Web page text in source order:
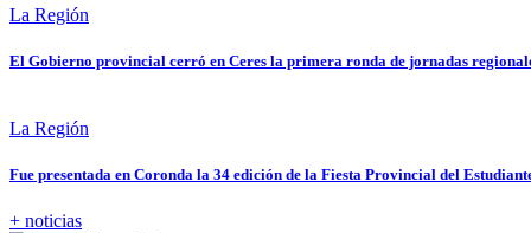
La Región
El Gobierno provincial cerró en Ceres la primera ronda de jornadas
La Región
Fue presentada en Coronda la 34 edición de la Fiesta Provincial del
+ noticias